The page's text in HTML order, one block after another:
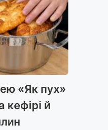
«Як пух»
кефірі й